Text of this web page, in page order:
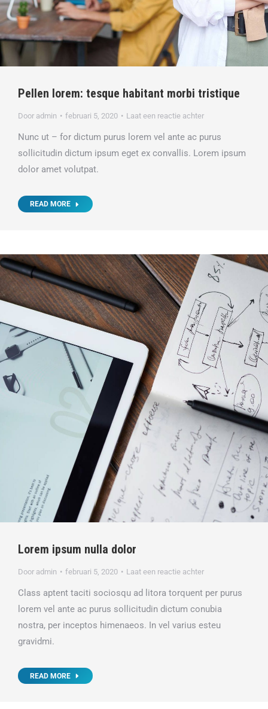
Pellen lorem: tesque habitant morbi tristique
Door admin februari 5, 2020 Laat een reactie achter
Nunc ut – for dictum purus lorem vel ante ac purus
sollicitudin dictum ipsum eget ex convallis. Lorem ipsum
dolor amet volutpat.
READ MORE
Lorem ipsum nulla dolor
Door admin februari 5, 2020 Laat een reactie achter
Class aptent taciti sociosqu ad litora torquent per purus
lorem vel ante ac purus sollicitudin dictum conubia
nostra, per inceptos himenaeos. In vel varius esteu
gravidmi.
READ MORE